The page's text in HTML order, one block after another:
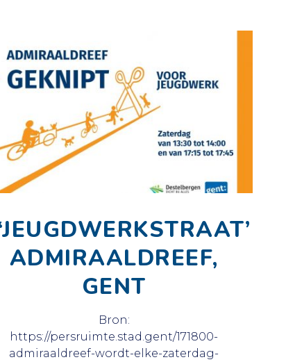
ADMIRAALDREEF,
GENT
Bron:
https://persruimte.stad.gent/171800-
admiraaldreef-wordt-elke-zaterdag-